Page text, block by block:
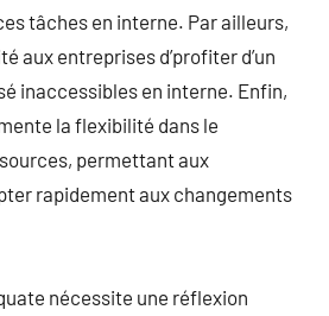
tâches en interne. Par ailleurs,
aux entreprises d’profiter d’un
inaccessibles en interne. Enfin,
la flexibilité dans le
permettant aux
rapidement aux changements
nécessite une réflexion